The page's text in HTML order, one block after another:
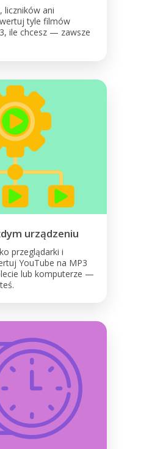
liczników ani
tyle filmów
ile chcesz — zawsze
urządzeniu
przeglądarki i
YouTube na MP3
lub komputerze —